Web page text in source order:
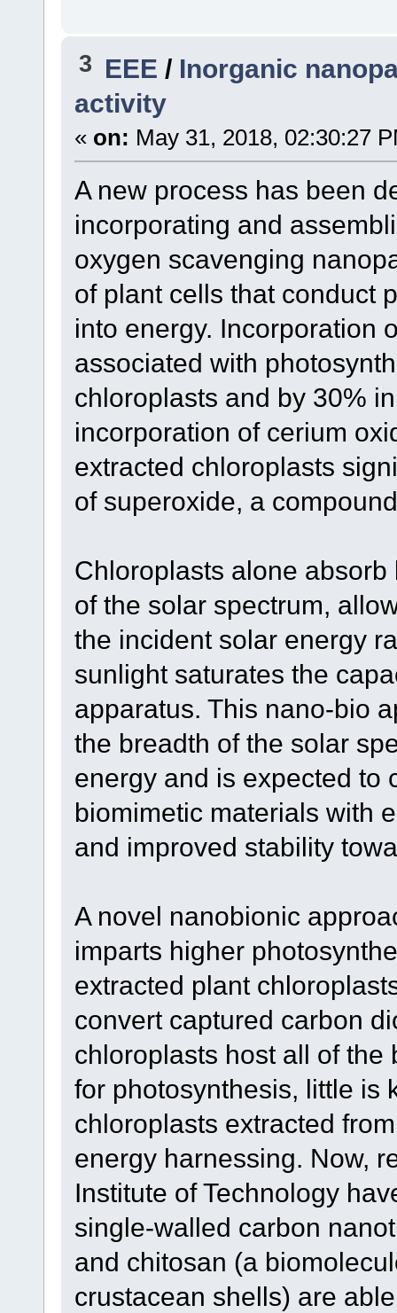
3 EEE / Inorganic
activity
« on: May 31, 2018, 02:30:27
A new process has been
incorporating and
oxygen scavenging
of plant cells that conduct
into energy. Incorporation
associated with
chloroplasts and by 30%
incorporation of cerium
extracted chloroplasts
of superoxide, a
Chloroplasts alone
of the solar spectrum,
the incident solar energy
sunlight saturates the
apparatus. This nano-bio
the breadth of the solar
energy and is expected to
biomimetic materials with
and improved stability
A novel nanobionic
imparts higher
extracted plant
convert captured carbon
chloroplasts host all of
for photosynthesis, little is
chloroplasts extracted
energy harnessing. Now,
Institute of Technology
single-walled carbon
and chitosan (a
crustacean shells) are